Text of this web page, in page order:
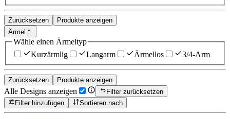
Zurücksetzen
Produkte anzeigen
Ärmel
Wähle einen Ärmeltyp
Kurzärmlig
Langarm Ärmellos 3/4-Arm
Zurücksetzen Produkte anzeigen
Alle Designs anzeigen
Filter zurücksetzen
Filter hinzufügen
Sortieren nach